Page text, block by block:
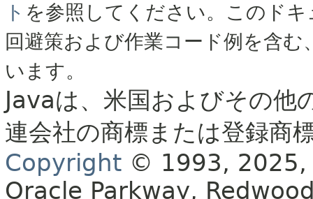
ト を参照してください。このド
回避策および作業コード例を含
います。
Javaは、米国およびその
連会社の商標または登録商
Copyright © 1993, 2025,
Oracle Parkway,